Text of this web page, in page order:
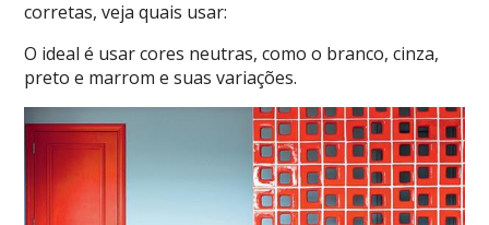
corretas, veja quais usar:
O ideal é usar cores neutras, como o branco, cinza,
preto e marrom e suas variações.